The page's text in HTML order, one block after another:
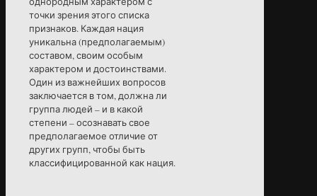
точки зрения этого списка
признаков. Каждая нация
уникальна (предполагаемым)
составом, своим особым
характером и достоинствами.
Один из важнейших вопросов
заключается в том, должна ли
группа людей – и в какой
степени – осознавать свое
предполагаемое отличие от
других групп, чтобы быть
классифицированной как нация.